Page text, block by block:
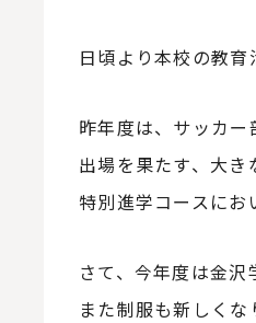
日頃より本校の教育
昨年度は、サッカ
出場を果たす、大き
特別進学コースにお
さて、今年度は金沢
また制服も新しくな